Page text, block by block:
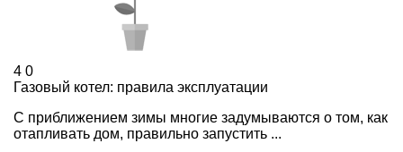
4 0
Газовый котел: правила эксплуатации
C приближением зимы многие задумываются о том, как
отапливать дом, правильно запустить ...